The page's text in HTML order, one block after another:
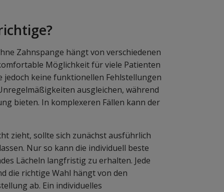
Zahnspange hängt von verschiedenen
Möglichkeit für viele Patienten
jedoch keine funktionellen Fehlstellungen
ausgleichen, während
bieten. In komplexeren Fällen kann der
zieht, sollte sich zunächst ausführlich
Nur so kann die individuell beste
Lächeln langfristig zu erhalten. Jede
die richtige Wahl hängt von den
ab. Ein individuelles